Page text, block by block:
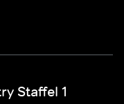
Staffel 1